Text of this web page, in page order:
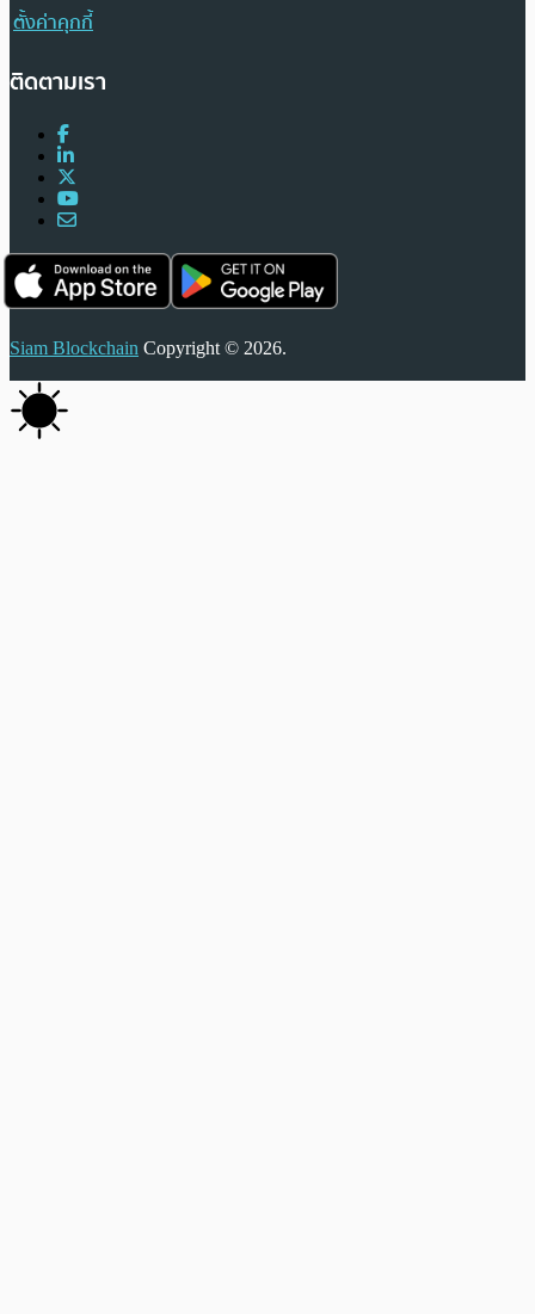
ตั้งค่าคุกกี้
ติดตามเรา
Siam Blockchain Copyright © 2026.